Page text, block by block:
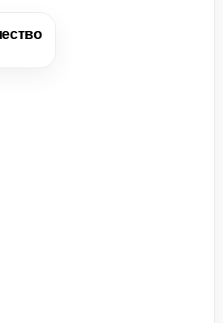
из камня и кирпича, скреплённых
центр средневекового города, где
укреплённого центра, где